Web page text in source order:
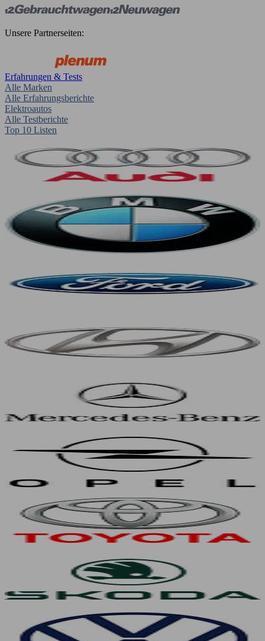
Unsere Partnerseiten:
Erfahrungen & Tests
Alle Marken
Alle Erfahrungsberichte
Elektroautos
Alle Testberichte
Top 10 Listen